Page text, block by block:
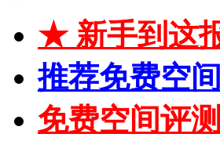
★ 新手到这
推荐免费空间
免费空间评测